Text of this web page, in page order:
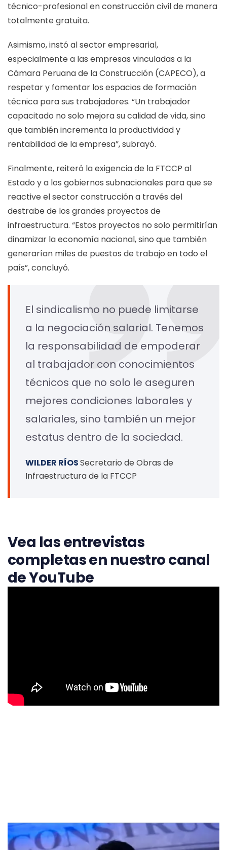
técnico-profesional en construcción civil de manera
totalmente gratuita.
Asimismo, instó al sector empresarial,
especialmente a las empresas vinculadas a la
Cámara Peruana de la Construcción (CAPECO), a
respetar y fomentar los espacios de formación
técnica para sus trabajadores. “Un trabajador
capacitado no solo mejora su calidad de vida, sino
que también incrementa la productividad y
rentabilidad de la empresa”, subrayó.
Finalmente, reiteró la exigencia de la FTCCP al
Estado y a los gobiernos subnacionales para que se
reactive el sector construcción a través del
destrabe de los grandes proyectos de
infraestructura. “Estos proyectos no solo permitirían
dinamizar la economía nacional, sino que también
generarían miles de puestos de trabajo en todo el
país”, concluyó.
El sindicalismo no puede limitarse
a la negociación salarial. Tenemos
la responsabilidad de empoderar
al trabajador con conocimientos
técnicos que no solo le aseguren
mejores condiciones laborales y
salariales, sino también un mejor
estatus dentro de la sociedad.
WILDER RÍOSSecretario de Obras de
Infraestructura de la FTCCP
Vea las entrevistas
completas en nuestro canal
de YouTube